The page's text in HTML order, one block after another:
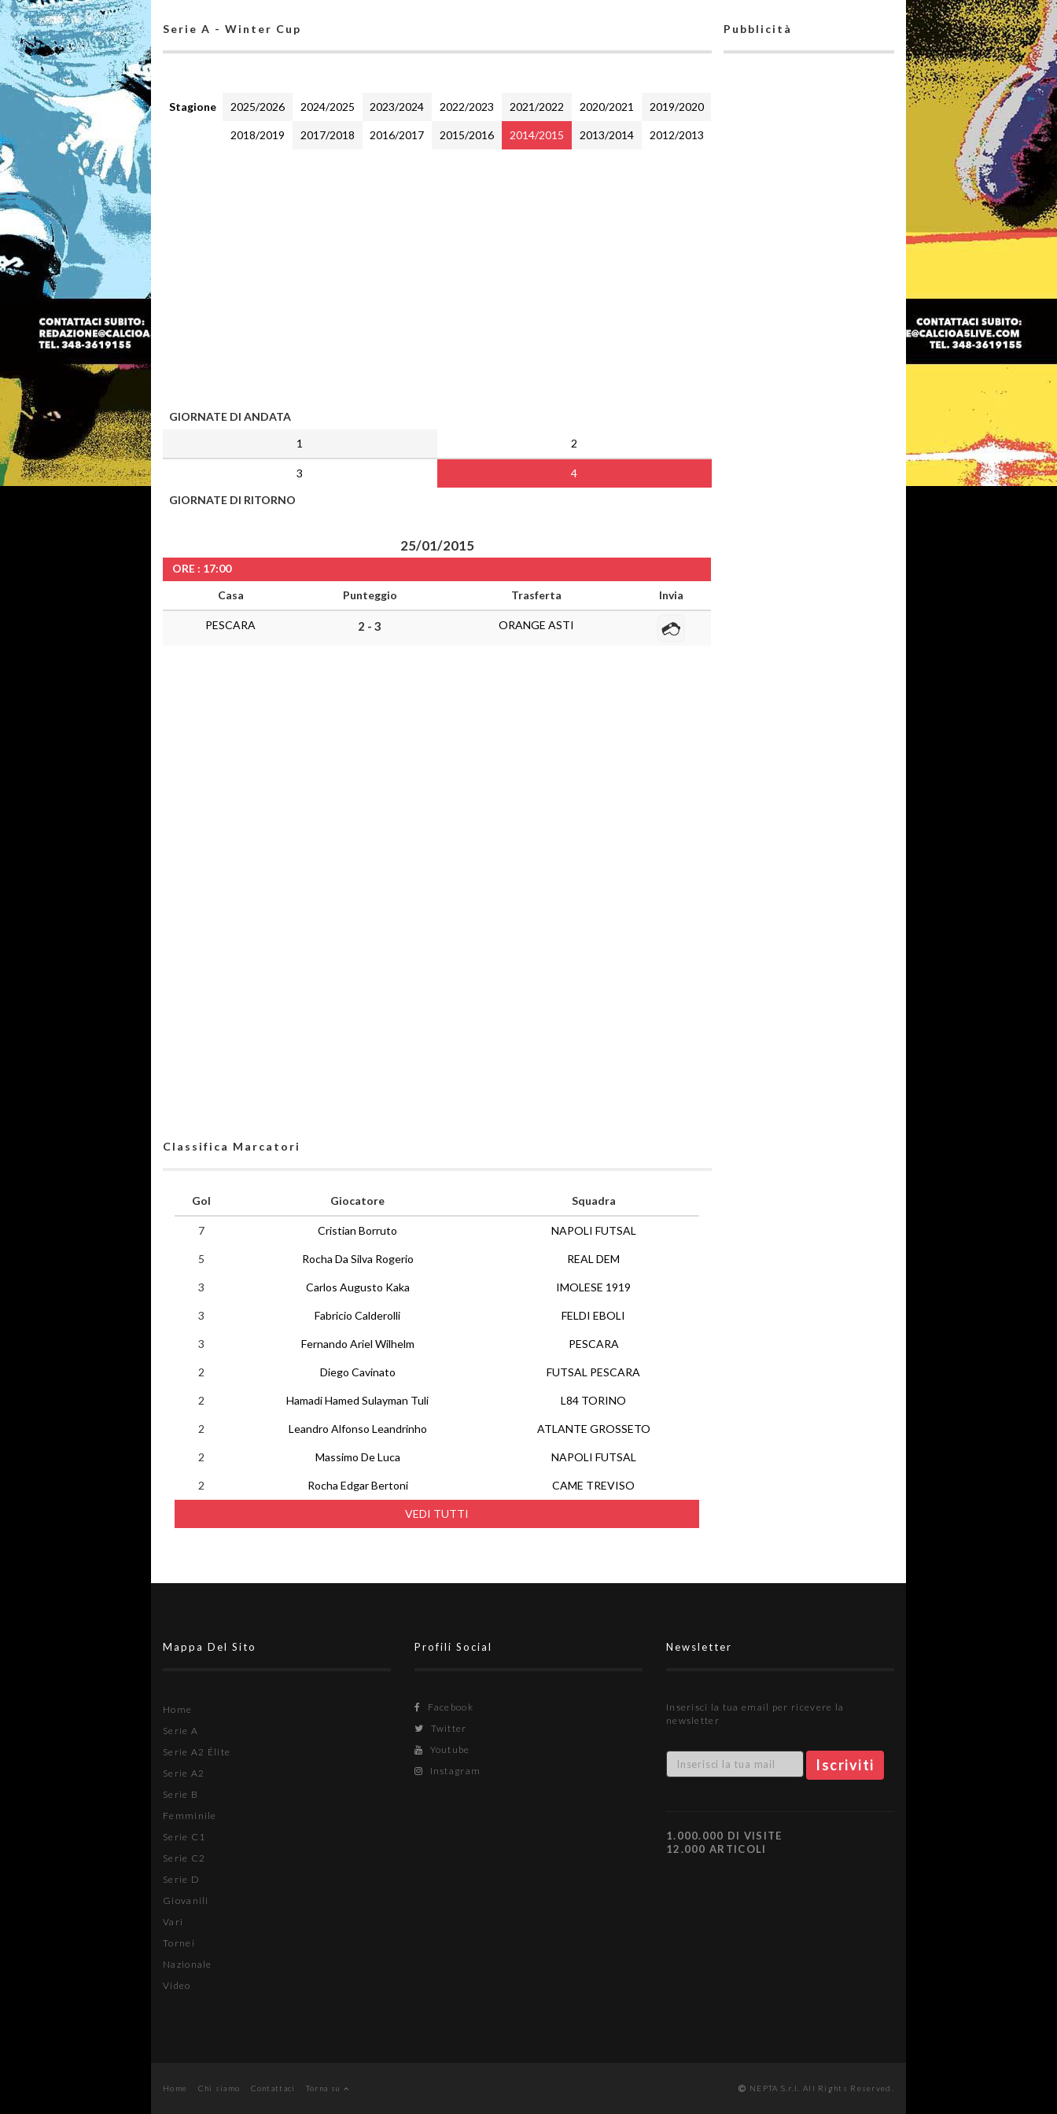
Serie A - Winter Cup
Stagione 2025/2026 2024/2025 2023/2024 2022/2023 2021/2022 2020/2021 2019/2020
2018/2019 2017/2018 2016/2017 2015/2016 2014/2015 2013/2014 2012/2013
GIORNATE DI ANDATA
1
2
3
4
GIORNATE DI RITORNO
25/01/2015
ORE : 17:00
Casa
Punteggio Trasferta Invia
PESCARA 2 - 3 ORANGE ASTI
Classifica Marcatori
Gol Giocatore Squadra
VEDI TUTTI
7 Cristian Borruto NAPOLI FUTSAL
5 Rocha Da Silva Rogerio REAL DEM
3 Carlos Augusto Kaka IMOLESE 1919
3 Fabricio Calderolli FELDI EBOLI
3 Fernando Ariel Wilhelm PESCARA
2 Diego Cavinato FUTSAL PESCARA
2 Hamadi Hamed Sulayman Tuli L84 TORINO
2 Leandro Alfonso Leandrinho ATLANTE GROSSETO
2 Massimo De Luca NAPOLI FUTSAL
2 Rocha Edgar Bertoni CAME TREVISO
Pubblicità
Mappa Del Sito
Home
Serie A
Serie A2 Élite
Serie A2
Serie B
Femminile
Serie C1
Serie C2
Serie D
Giovanili
Vari
Tornei
Nazionale
Video
Profili Social
Facebook
Twitter
Youtube
Instagram
Newsletter
Inserisci la tua email per ricevere la
newsletter
1.000.000 DI VISITE
12.000 ARTICOLI
Home Chi siamo Contattaci Torna su NEPTA S.r.l. All Rights Reserved.